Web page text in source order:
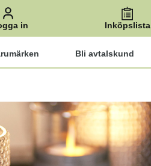
in Inköpslista
Bli avtalskund